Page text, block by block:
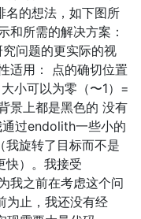
名的想法，如下图所
和所需的解决方案：
问题的更实际的视
适用： 点的确切位置
小可以为零（〜1）=
景上都是黑色的 没有
过endolith一些小的
我旋转了目标而不是
快）。我接受
我之前在考虑这个问
为止，我还没有经